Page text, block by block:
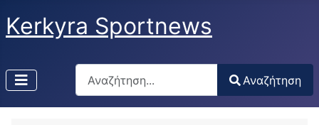
Kerkyra Sportnews
Αναζήτηση
Type 2 or more characters for results.
Αναζήτηση